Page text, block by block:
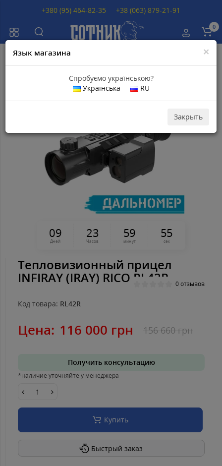
0
×
Язык магазина
Спробуємо українською?
Українська
RU
Закрыть
09
Дней
23
Часов
59
минут
54
сек
Тепловизионный прицел
INFIRAY (IRAY) RICO RL42R 0 отзывов
Код товара: RL42R
Цена: 116 000 грн 156 660 грн
Получить консультацию
*наличие уточняйте у менеджера
Купить
Быстрый заказ
+380 (95) 464-82-35 +38 (063) 879-21-91